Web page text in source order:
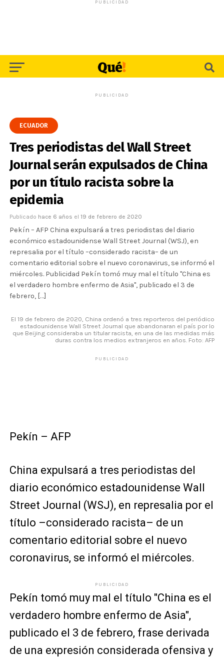
PUBLICIDAD
PUBLICIDAD
ECUADOR
Tres periodistas del Wall Street
Journal serán expulsados de China
por un título racista sobre la
epidemia
Publicado hace 6 años el 19 de febrero de 2020
Pekín – AFP China expulsará a tres periodistas del diario
económico estadounidense Wall Street Journal (WSJ), en
represalia por el título –considerado racista– de un
comentario editorial sobre el nuevo coronavirus, se informó el
miércoles. Publicidad Pekín tomó muy mal el título "China es
el verdadero hombre enfermo de Asia", publicado el 3 de
febrero, […]
El 19 de febrero de 2020, China ordenó a tres reporteros del periódico
estadounidense Wall Street Journal que abandonaran el país por lo
que Beijing consideraba un titular racista, en una de las medidas más
duras contra los medios extranjeros en años. Foto: AFP
PUBLICIDAD
Pekín – AFP
China expulsará a tres periodistas del
diario económico estadounidense Wall
Street Journal (WSJ), en represalia por el
título –considerado racista– de un
comentario editorial sobre el nuevo
coronavirus, se informó el miércoles.
PUBLICIDAD
Pekín tomó muy mal el título "China es el
verdadero hombre enfermo de Asia",
publicado el 3 de febrero, frase derivada
de una expresión considerada ofensiva y